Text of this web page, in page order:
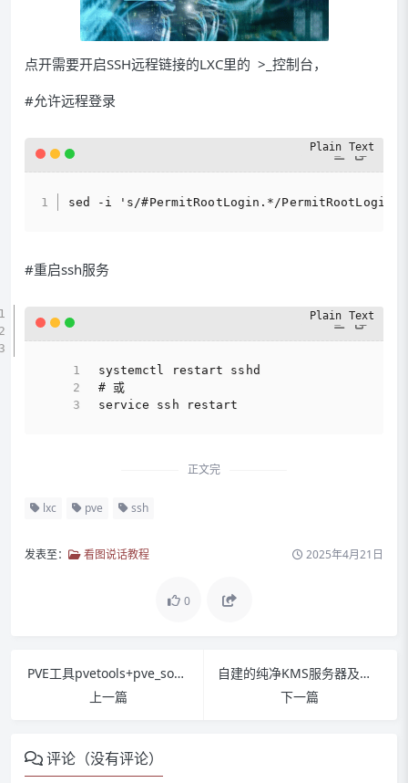
点开需要开启SSH远程链接的LXC里的 >_控制台，
#允许远程登录
sed -i 's/#PermitRootLogin.*/PermitRootLogin
#重启ssh服务
systemctl restart sshd
# 或
service ssh restart
正文完
lxc pve ssh
发表至： 看图说话教程 2025年4月21日
0
PVE工具pvetools+pve_source
上一篇
自建的纯净KMS服务器及激活方法
下一篇
评论（没有评论）